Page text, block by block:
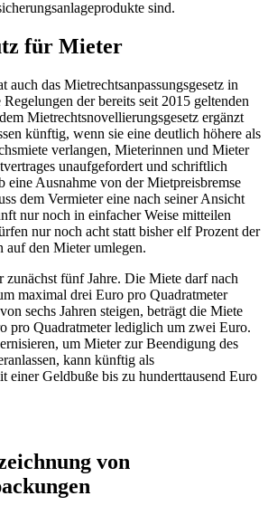
sind.
für Mieter
auch das Mietrechtsanpassungsgesetz in
der bereits seit 2015 geltenden
Mietrechtsnovellierungsgesetz ergänzt
künftig, wenn sie eine deutlich höhere als
verlangen, Mieterinnen und Mieter
unaufgefordert und schriftlich
eine Ausnahme von der Mietpreisbremse
dem Vermieter eine nach seiner Ansicht
nur noch in einfacher Weise mitteilen
nur noch acht statt bisher elf Prozent der
auf den Mieter umlegen.
fünf Jahre. Die Miete darf nach
maximal drei Euro pro Quadratmeter
sechs Jahren steigen, beträgt die Miete
pro Quadratmeter lediglich um zwei Euro.
um Mieter zur Beendigung des
kann künftig als
einer Geldbuße bis zu hunderttausend Euro
von